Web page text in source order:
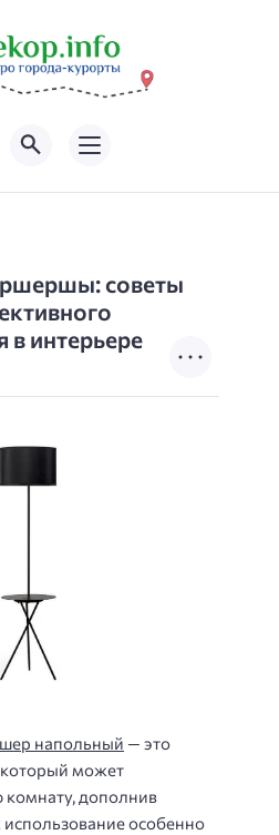
советы
в интерьере
напольный — это
может
дополнив
особенно